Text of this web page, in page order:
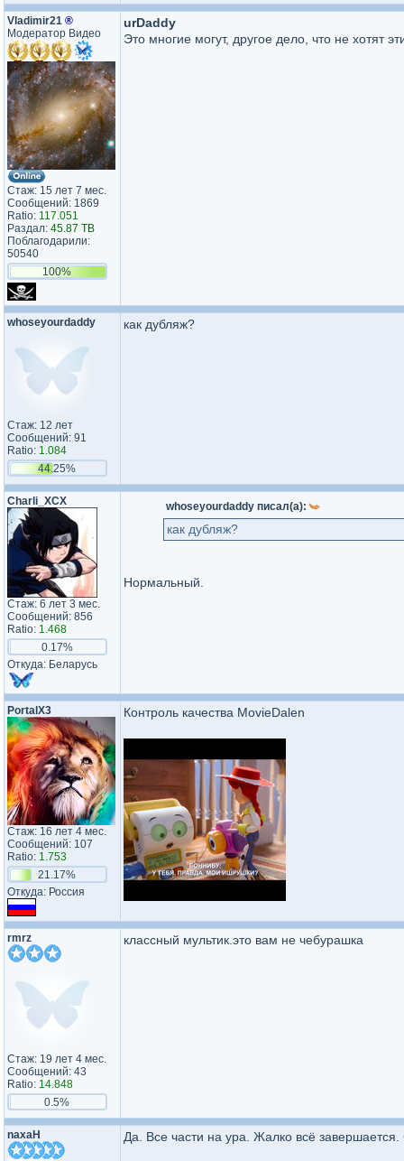
Vladimir21 ®
Модератор Видео
Стаж: 15 лет 7 мес.
Сообщений: 1869
Ratio: 117.051
Раздал: 45.87 TB
Поблагодарили:
50540
100%
urDaddy
Это многие могут, другое дело, что не хотят
whoseyourdaddy
Стаж: 12 лет
Сообщений: 91
Ratio: 1.084
44.25%
как дубляж?
Charli_XCX
Стаж: 6 лет 3 мес.
Сообщений: 856
Ratio: 1.468
0.17%
Откуда: Беларусь
whoseyourdaddy писал(а):
как дубляж?
Нормальный.
PortalX3
Стаж: 16 лет 4 мес.
Сообщений: 107
Ratio: 1.753
21.17%
Откуда: Россия
Контроль качества MovieDalen
rmrz
Стаж: 19 лет 4 мес.
Сообщений: 43
Ratio: 14.848
0.5%
классный мультик.это вам не чебурашка
naxaH Да. Все части на ура. Жалко всё